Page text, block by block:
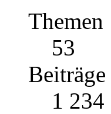
Themen
53
Beiträge
1 234